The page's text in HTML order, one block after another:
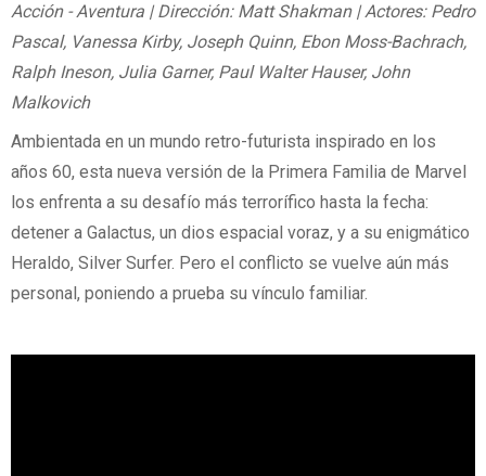
Acción - Aventura | Dirección: Matt Shakman | Actores: Pedro
Pascal, Vanessa Kirby, Joseph Quinn, Ebon Moss-Bachrach,
Ralph Ineson, Julia Garner, Paul Walter Hauser, John
Malkovich
Ambientada en un mundo retro-futurista inspirado en los
años 60, esta nueva versión de la Primera Familia de Marvel
los enfrenta a su desafío más terrorífico hasta la fecha:
detener a Galactus, un dios espacial voraz, y a su enigmático
Heraldo, Silver Surfer. Pero el conflicto se vuelve aún más
personal, poniendo a prueba su vínculo familiar.